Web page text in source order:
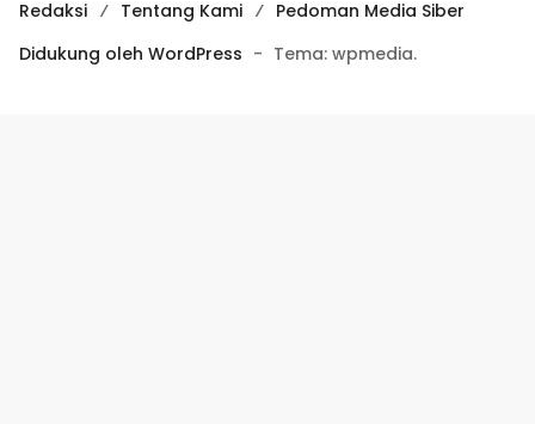
Redaksi Tentang Kami
Pedoman Media Siber
Didukung oleh WordPress - Tema: wpmedia.